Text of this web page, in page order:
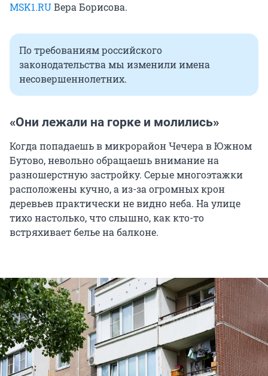
MSK1.RUВера Борисова.
По требованиям российского
законодательства мы изменили имена
несовершеннолетних.
«Они лежали на горке и молились»
Когда попадаешь в микрорайон Чечера в Южном
Бутово, невольно обращаешь внимание на
разношерстную застройку. Серые многоэтажки
расположены кучно, а из-за огромных крон
деревьев практически не видно неба. На улице
тихо настолько, что слышно, как кто-то
встряхивает белье на балконе.